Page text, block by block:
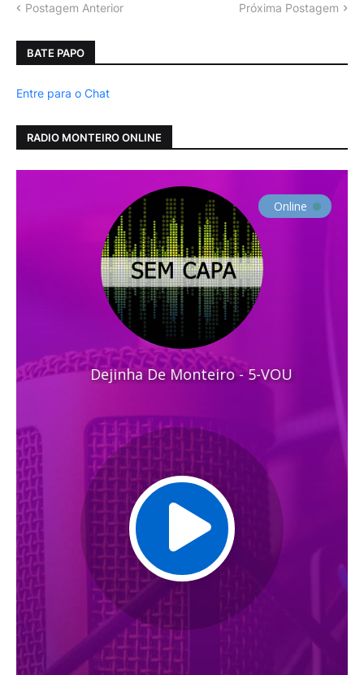
Postagem Anterior Próxima Postagem
BATE PAPO
Entre para o Chat
RADIO MONTEIRO ONLINE